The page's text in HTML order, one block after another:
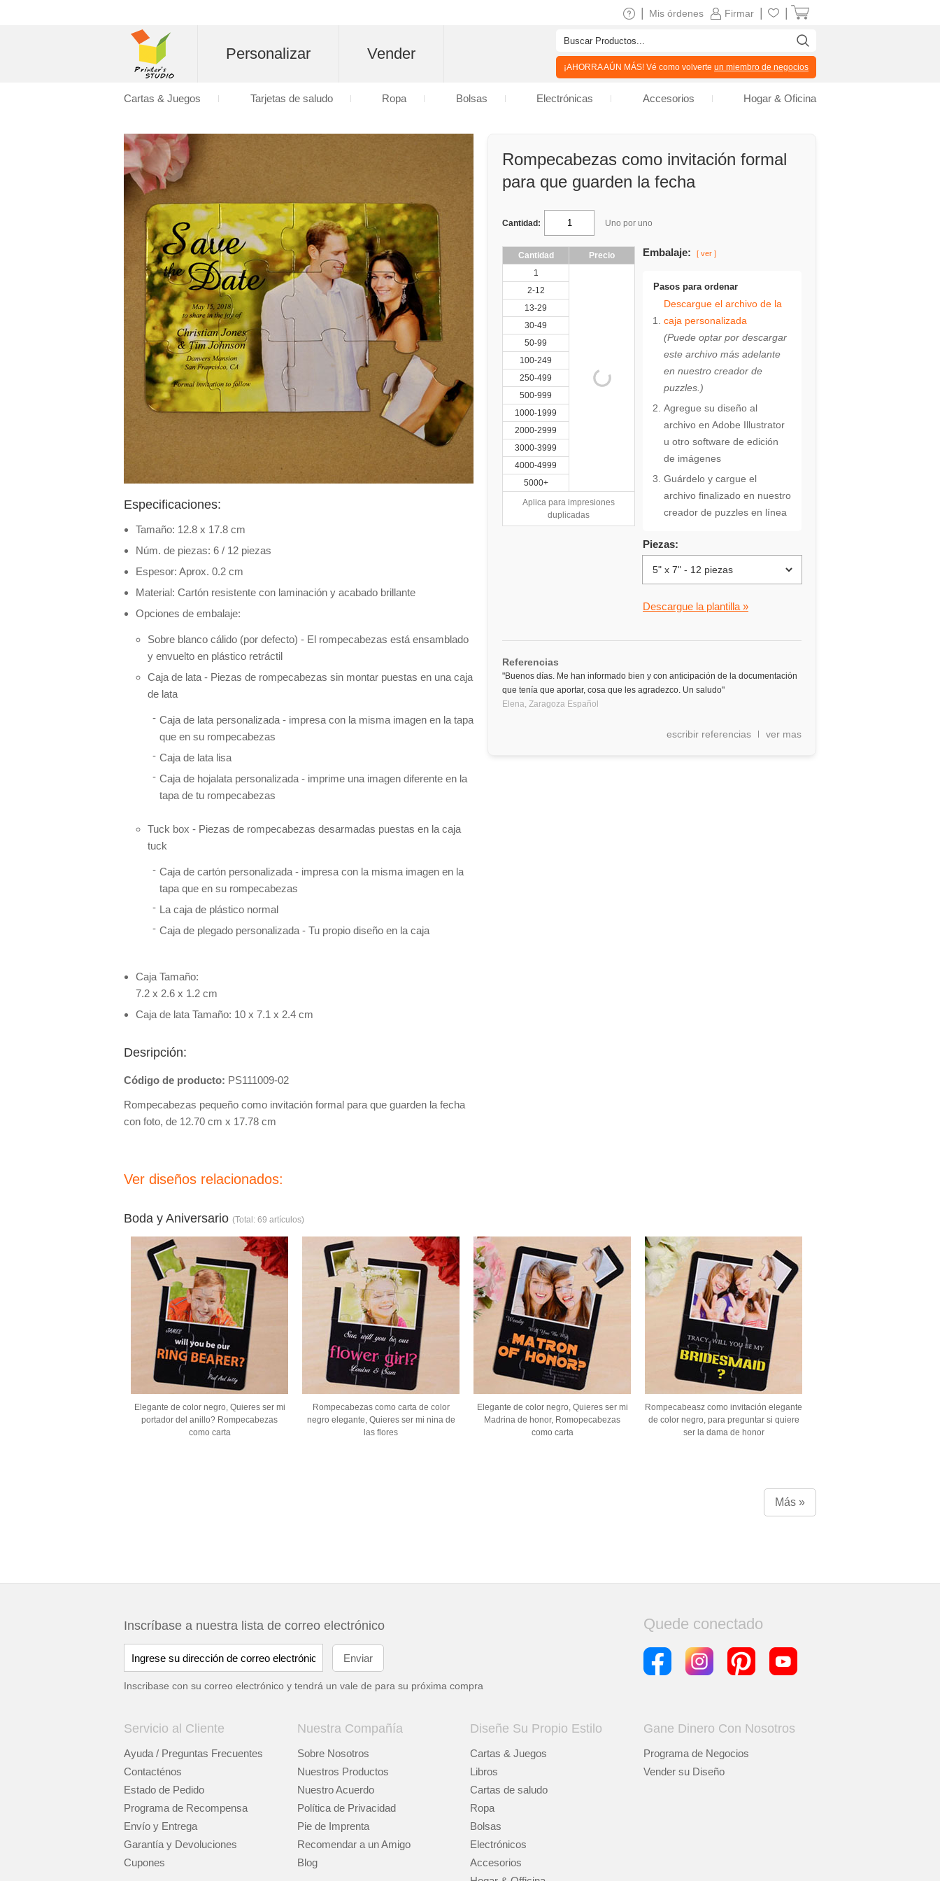
Rompecabezas como invitación formal
para que guarden la fecha
Cantidad: Uno por uno
Cantidad
Precio
1
2-12
13-29
30-49
50-99
100-249
250-499
500-999
1000-1999
2000-2999
3000-3999
4000-4999
5000+
Aplica para impresiones
duplicadas
Embalaje: [ ver ]
Pasos para ordenar
Descargue el archivo de la
caja personalizada
(Puede optar por descargar
este archivo más adelante
en nuestro creador de
puzzles.)
Agregue su diseño al
archivo en Adobe Illustrator
u otro software de edición
de imágenes
Guárdelo y cargue el
archivo finalizado en nuestro
creador de puzzles en línea
Piezas:
Descargue la plantilla »
Referencias
"Buenos días. Me han informado bien y con anticipación de la documentación
que tenía que aportar, cosa que les agradezco. Un saludo"
Elena, Zaragoza Español
escribir referencias ver mas
Especificaciones:
Tamaño: 12.8 x 17.8 cm
Núm. de piezas: 6 / 12 piezas
Espesor: Aprox. 0.2 cm
Material: Cartón resistente con laminación y acabado brillante
Opciones de embalaje:
Sobre blanco cálido (por defecto) - El rompecabezas está ensamblado
y envuelto en plástico retráctil
Caja de lata - Piezas de rompecabezas sin montar puestas en una caja
de lata
Caja de lata personalizada - impresa con la misma imagen en la tapa
que en su rompecabezas
Caja de lata lisa
Caja de hojalata personalizada - imprime una imagen diferente en la
tapa de tu rompecabezas
Tuck box - Piezas de rompecabezas desarmadas puestas en la caja
tuck
Caja de cartón personalizada - impresa con la misma imagen en la
tapa que en su rompecabezas
La caja de plástico normal
Caja de plegado personalizada - Tu propio diseño en la caja
Caja Tamaño:
7.2 x 2.6 x 1.2 cm
Caja de lata Tamaño: 10 x 7.1 x 2.4 cm
Desripción:
Código de producto: PS111009-02
Rompecabezas pequeño como invitación formal para que guarden la fecha
con foto, de 12.70 cm x 17.78 cm
Ver diseños relacionados:
Boda y Aniversario (Total: 69 artículos)
Elegante de color negro, Quieres ser mi
portador del anillo? Rompecabezas
como carta
Rompecabezas como carta de color
negro elegante, Quieres ser mi nina de
las flores
Elegante de color negro, Quieres ser mi
Madrina de honor, Romopecabezas
como carta
Rompecabeasz como invitación elegante
de color negro, para preguntar si quiere
ser la dama de honor
Más »
Inscríbase a nuestra lista de correo electrónico
Inscribase con su correo electrónico y tendrá un vale de para su próxima compra
Quede conectado
Servicio al Cliente
Ayuda / Preguntas Frecuentes
Contacténos
Estado de Pedido
Programa de Recompensa
Envío y Entrega
Garantía y Devoluciones
Cupones
Nuestra Compañía
Sobre Nosotros
Nuestros Productos
Nuestro Acuerdo
Política de Privacidad
Pie de Imprenta
Recomendar a un Amigo
Blog
Diseñe Su Propio Estilo
Cartas & Juegos
Libros
Cartas de saludo
Ropa
Bolsas
Electrónicos
Accesorios
Gane Dinero Con Nosotros
Programa de Negocios
Vender su Diseño
Firmar
Mis órdenes
Personalizar Vender
¡AHORRA AÚN MÁS! Vé como volverte un miembro de negocios
Cartas & Juegos Tarjetas de saludo Ropa Bolsas Electrónicas Accesorios Hogar & Oficina